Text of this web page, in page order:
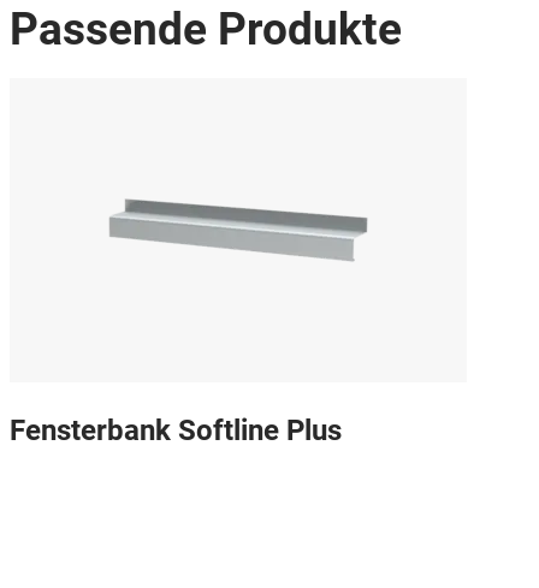
Passende Produkte
Fensterbank Softline Plus